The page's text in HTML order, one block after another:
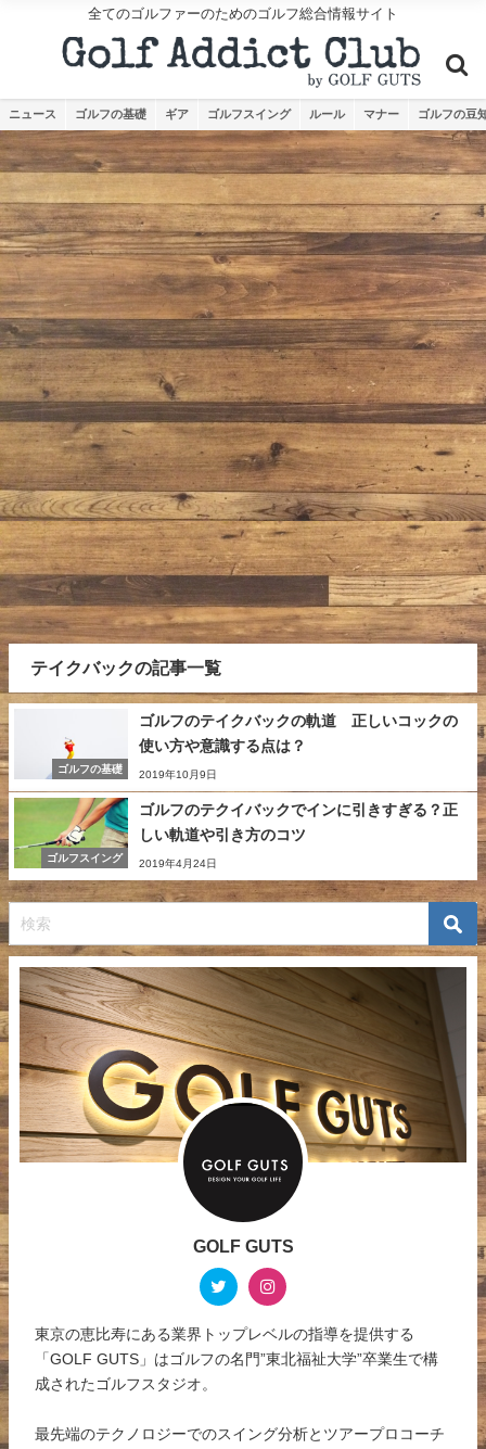
全てのゴルファーのためのゴルフ総合情報サイト
ニュース ゴルフの基礎 ギア ゴルフスイング ルール マナー ゴルフの豆
テイクバックの記事一覧
ゴルフの基礎
ゴルフのテイクバックの軌道 正しいコックの
使い方や意識する点は？
2019年10月9日
ゴルフスイング
ゴルフのテクイバックでインに引きすぎる？正
しい軌道や引き方のコツ
2019年4月24日
GOLF GUTS
東京の恵比寿にある業界トップレベルの指導を提供する
「GOLF GUTS」はゴルフの名門”東北福祉大学”卒業生で構
成されたゴルフスタジオ。
最先端のテクノロジーでのスイング分析とツアープロコーチ